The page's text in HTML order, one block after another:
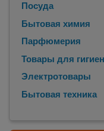
Посуда
Бытовая химия
Парфюмерия
Товары для
Электротовары
Бытовая техника